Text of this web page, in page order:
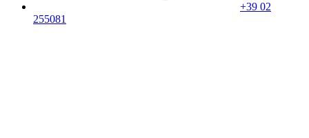
+39 02
255081